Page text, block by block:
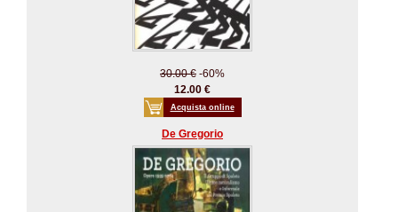
30.00 € -60%
12.00 €
Acquista online
De Gregorio